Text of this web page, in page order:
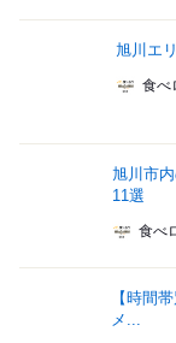
旭川エ
食べ
旭川市
11選
食べ
【時間
メ...